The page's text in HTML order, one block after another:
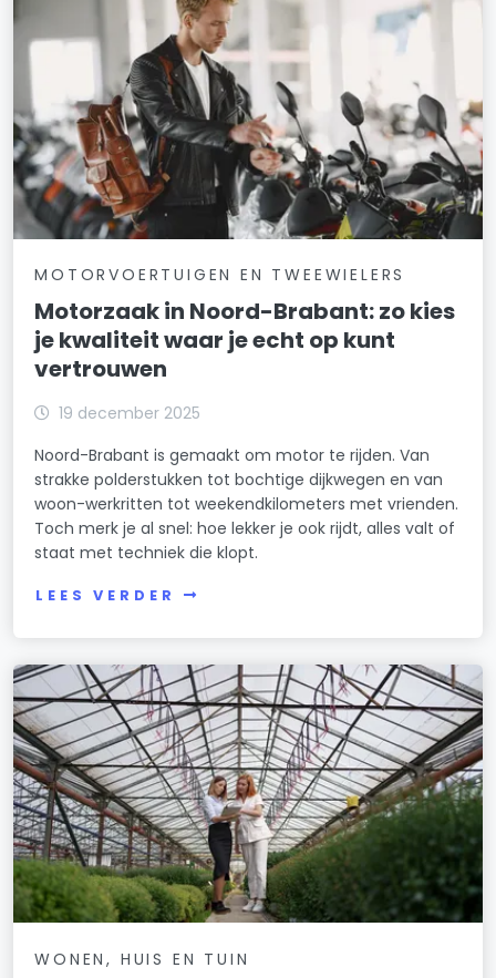
MOTORVOERTUIGEN EN TWEEWIELERS
Motorzaak in Noord-Brabant: zo kies
je kwaliteit waar je echt op kunt
vertrouwen
19 december 2025
Noord-Brabant is gemaakt om motor te rijden. Van
strakke polderstukken tot bochtige dijkwegen en van
woon-werkritten tot weekendkilometers met vrienden.
Toch merk je al snel: hoe lekker je ook rijdt, alles valt of
staat met techniek die klopt.
LEES VERDER
WONEN, HUIS EN TUIN